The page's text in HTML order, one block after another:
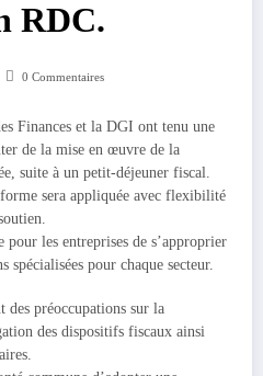
RDC.
0 Commentaires
Finances et la DGI ont tenu une
de la mise en œuvre de la
suite à un petit-déjeuner fiscal.
sera appliquée avec flexibilité
les entreprises de s’approprier
spécialisées pour chaque secteur.
des préoccupations sur la
des dispositifs fiscaux ainsi